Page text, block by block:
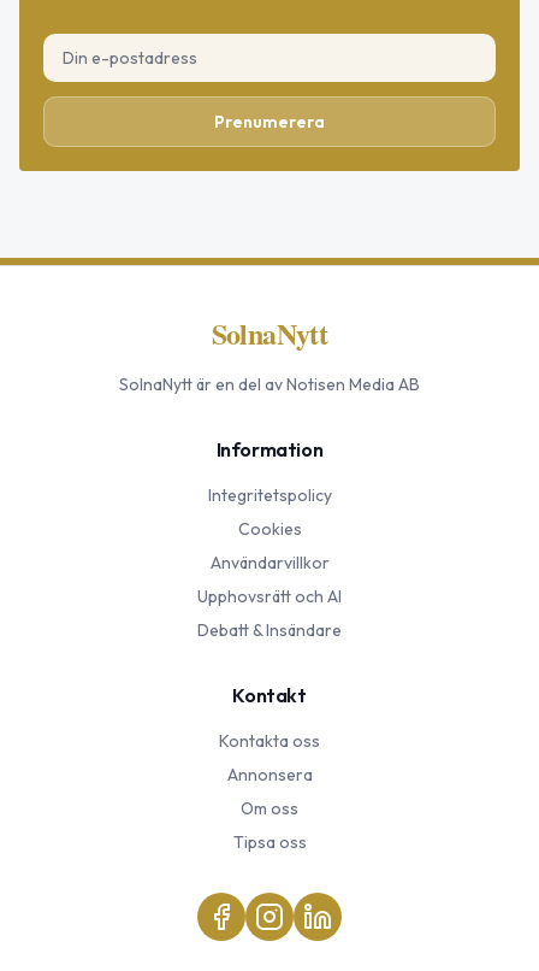
Prenumerera
SolnaNytt
SolnaNyttär en del av Notisen Media AB
Information
Integritetspolicy
Cookies
Användarvillkor
Upphovsrätt och AI
Debatt & Insändare
Kontakt
Kontakta oss
Annonsera
Om oss
Tipsa oss